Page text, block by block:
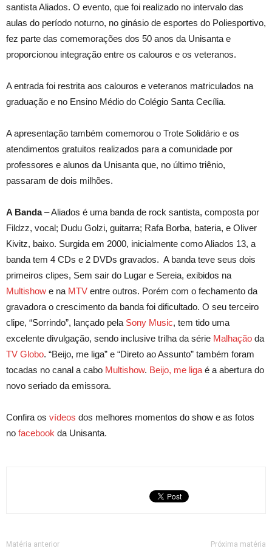
santista Aliados. O evento, que foi realizado no intervalo das
aulas do período noturno, no ginásio de esportes do Poliesportivo,
fez parte das comemorações dos 50 anos da Unisanta e
proporcionou integração entre os calouros e os veteranos.
A entrada foi restrita aos calouros e veteranos matriculados na
graduação e no Ensino Médio do Colégio Santa Cecília.
A apresentação também comemorou o Trote Solidário e os
atendimentos gratuitos realizados para a comunidade por
professores e alunos da Unisanta que, no último triênio,
passaram de dois milhões.
A Banda– Aliados é uma banda de rock santista, composta por
Fildzz, vocal; Dudu Golzi, guitarra; Rafa Borba, bateria, e Oliver
Kivitz, baixo. Surgida em 2000, inicialmente como Aliados 13, a
banda tem 4 CDs e 2 DVDs gravados. A banda teve seus dois
primeiros clipes, Sem sair do Lugar e Sereia, exibidos na
Multishow e na MTV entre outros. Porém com o fechamento da
gravadora o crescimento da banda foi dificultado. O seu terceiro
clipe, “Sorrindo”, lançado pela Sony Music, tem tido uma
excelente divulgação, sendo inclusive trilha da série Malhação da
TV Globo. “Beijo, me liga” e “Direto ao Assunto” também foram
tocadas no canal a cabo Multishow. Beijo, me liga é a abertura do
novo seriado da emissora.
Confira os vídeos dos melhores momentos do show e as fotos
no facebook da Unisanta.
Matéria anterior Próxima matéria